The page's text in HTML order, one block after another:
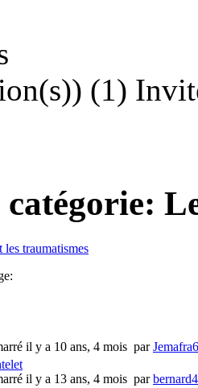
(1)
traumatismes
il y a 10 ans, 4 mois par
il y a 13 ans, 4 mois par